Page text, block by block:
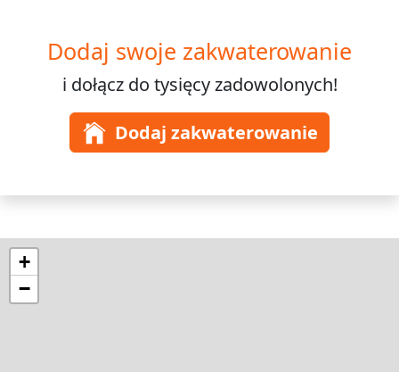
Dodaj swoje zakwaterowanie
i dołącz do tysięcyzadowolonych!
Dodaj zakwaterowanie
+
−